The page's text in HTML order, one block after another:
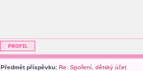
Předmět příspěvku: Re: Spoření, dětský účet